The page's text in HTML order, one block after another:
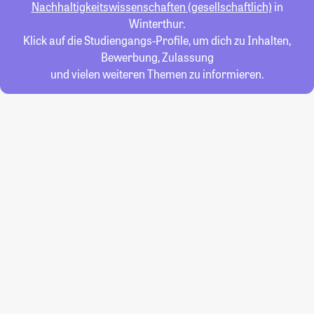
Nachhaltigkeitswissenschaften (gesellschaftlich) in
Winterthur.
Klick auf die Studiengangs-Profile, um dich zu Inhalten,
Bewerbung, Zulassung
und vielen weiteren Themen zu informieren.